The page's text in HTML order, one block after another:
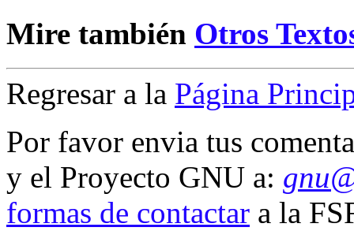
Mire también Otros
Regresar a la Página
Por favor envia tus
y el Proyecto GNU a:
formas de contactar a la